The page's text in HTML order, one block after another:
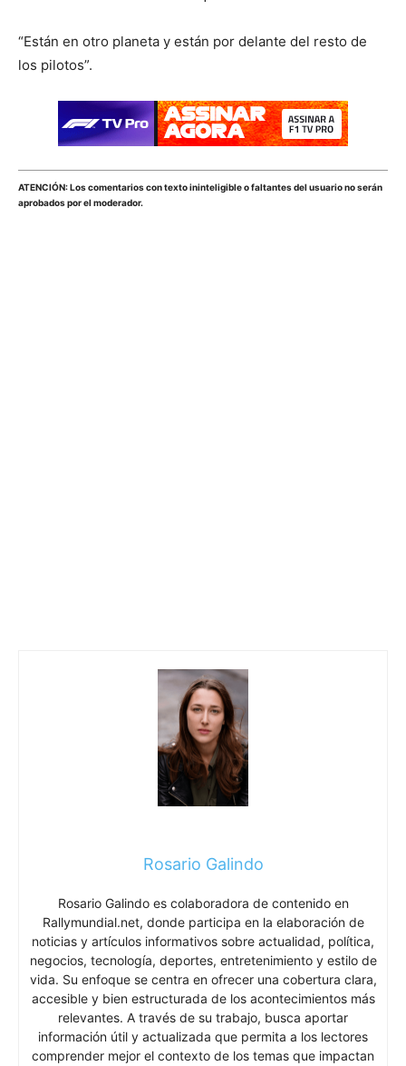
“Están en otro planeta y están por delante del resto de
los pilotos”.
ATENCIÓN: Los comentarios con texto ininteligible o faltantes del usuario no serán
aprobados por el moderador.
Rosario Galindo
Rosario Galindo es colaboradora de contenido en
Rallymundial.net, donde participa en la elaboración de
noticias y artículos informativos sobre actualidad, política,
negocios, tecnología, deportes, entretenimiento y estilo de
vida. Su enfoque se centra en ofrecer una cobertura clara,
accesible y bien estructurada de los acontecimientos más
relevantes. A través de su trabajo, busca aportar
información útil y actualizada que permita a los lectores
comprender mejor el contexto de los temas que impactan